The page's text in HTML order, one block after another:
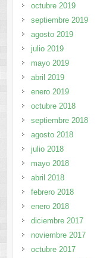
octubre 2019
septiembre 2019
agosto 2019
julio 2019
mayo 2019
abril 2019
enero 2019
octubre 2018
septiembre 2018
agosto 2018
julio 2018
mayo 2018
abril 2018
febrero 2018
enero 2018
diciembre 2017
noviembre 2017
octubre 2017